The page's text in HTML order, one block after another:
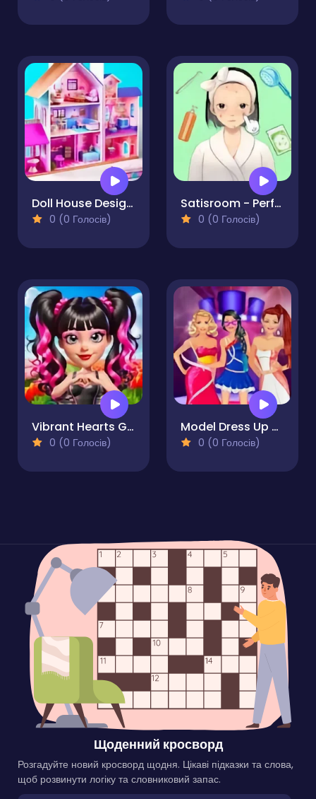
Doll House Design Doll Games
0 (0 Голосів)
Satisroom - Perfectly Organized
0 (0 Голосів)
Vibrant Hearts Glamour vs Punk
0 (0 Голосів)
Model Dress Up Makeover Games
0 (0 Голосів)
Щоденний кросворд
Розгадуйте новий кросворд щодня. Цікаві підказки та слова,
щоб розвинути логіку та словниковий запас.